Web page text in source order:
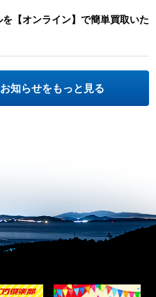
【オンライン】で簡単買取いた
知らせをもっと見る